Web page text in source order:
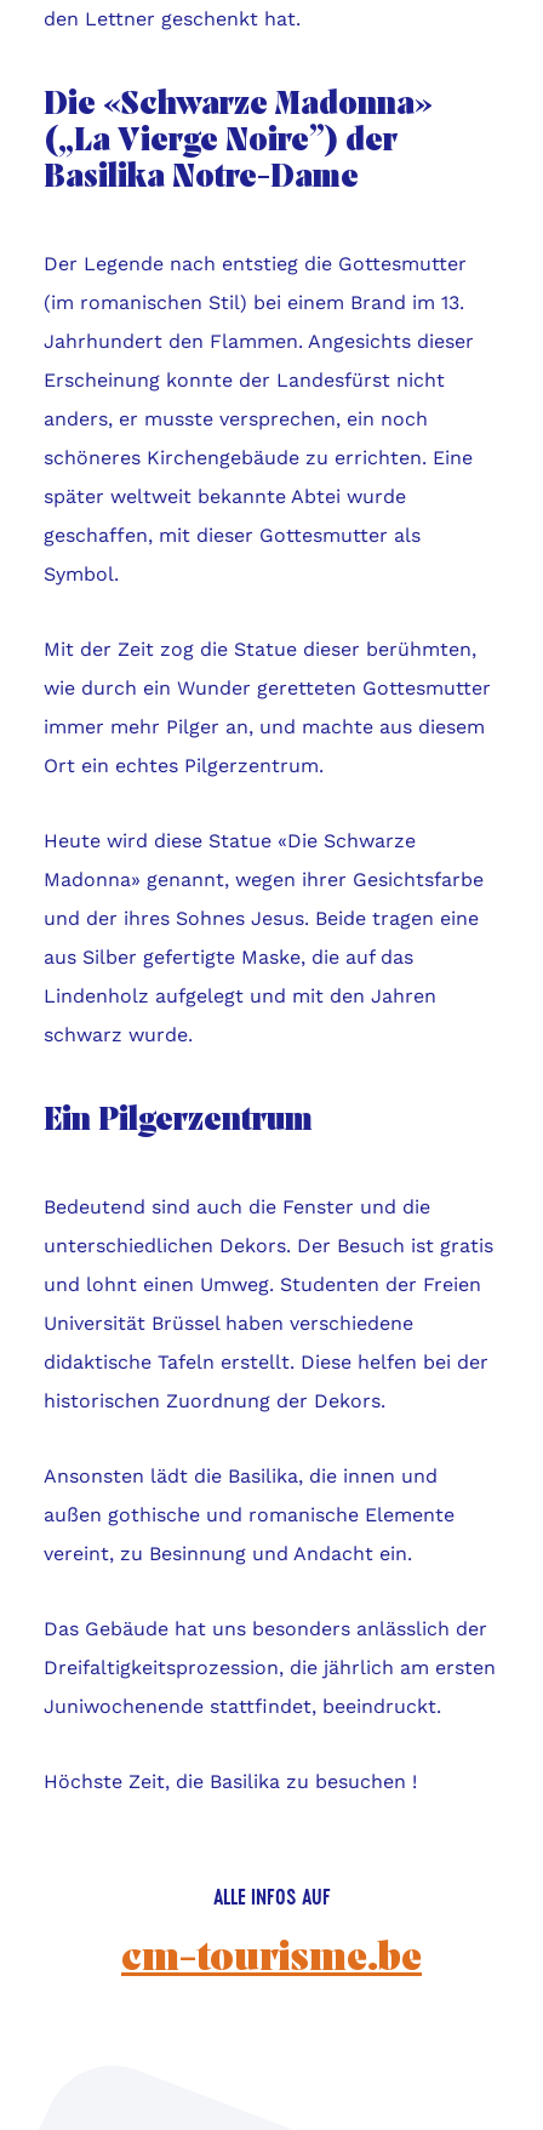
den Lettner geschenkt hat.
Die «Schwarze Madonna»
(„La Vierge Noire”) der
Basilika Notre-Dame
Der Legende nach entstieg die Gottesmutter
(im romanischen Stil) bei einem Brand im 13.
Jahrhundert den Flammen. Angesichts dieser
Erscheinung konnte der Landesfürst nicht
anders, er musste versprechen, ein noch
schöneres Kirchengebäude zu errichten. Eine
später weltweit bekannte Abtei wurde
geschaffen, mit dieser Gottesmutter als
Symbol.
Mit der Zeit zog die Statue dieser berühmten,
wie durch ein Wunder geretteten Gottesmutter
immer mehr Pilger an, und machte aus diesem
Ort ein echtes Pilgerzentrum.
Heute wird diese Statue «Die Schwarze
Madonna» genannt, wegen ihrer Gesichtsfarbe
und der ihres Sohnes Jesus. Beide tragen eine
aus Silber gefertigte Maske, die auf das
Lindenholz aufgelegt und mit den Jahren
schwarz wurde.
Ein Pilgerzentrum
Bedeutend sind auch die Fenster und die
unterschiedlichen Dekors. Der Besuch ist gratis
und lohnt einen Umweg. Studenten der Freien
Universität Brüssel haben verschiedene
didaktische Tafeln erstellt. Diese helfen bei der
historischen Zuordnung der Dekors.
Ansonsten lädt die Basilika, die innen und
außen gothische und romanische Elemente
vereint, zu Besinnung und Andacht ein.
Das Gebäude hat uns besonders anlässlich der
Dreifaltigkeitsprozession, die jährlich am ersten
Juniwochenende stattfindet, beeindruckt.
Höchste Zeit, die Basilika zu besuchen !
ALLE INFOS AUF
cm-tourisme.be